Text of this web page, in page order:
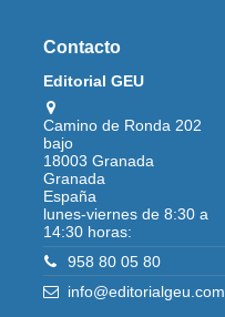
Contacto
Editorial GEU
Camino de Ronda 202
bajo
18003 Granada
Granada
España
lunes-viernes de 8:30 a
14:30 horas:
958 80 05 80
info@editorialgeu.com